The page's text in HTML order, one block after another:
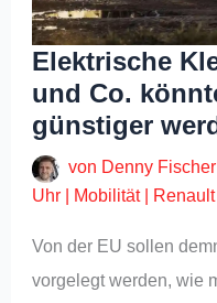
Elektrische
und Co.
günstiger
von Denny Fischer
Uhr
Mobilität| Renault
Von der EU sollen
vorgelegt werden, wie